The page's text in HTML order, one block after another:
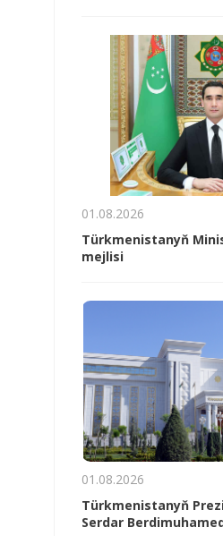
01.08.2026
Türkmenistanyň
mejlisi
01.08.2026
Türkmenistanyň
Serdar